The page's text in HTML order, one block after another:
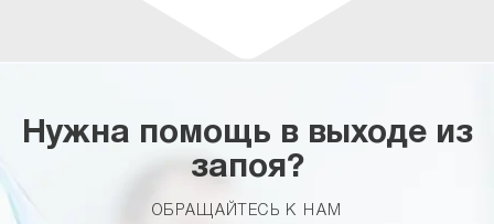
Нужна помощь в выходе из
запоя?
ОБРАЩАЙТЕСЬ К НАМ